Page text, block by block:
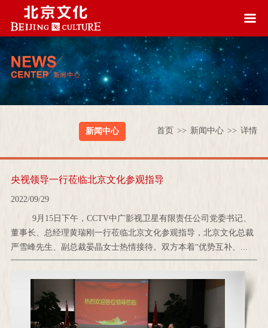
新闻中心 首页 >> 新闻中心 >> 详情
央视领导一行莅临北京文化参观指导
2022/09/29
9月15日下午，CCTV中广影视卫星有限责任公司党委书记、
董事长、总经理黄瑞刚一行莅临北京文化参观指导，北京文化总裁
严雪峰先生、副总裁晏晶女士热情接待。双方本着“优势互补、...